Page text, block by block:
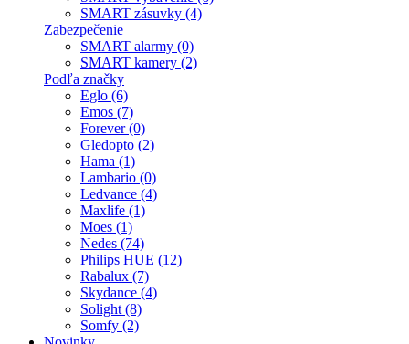
SMART zásuvky (4)
Zabezpečenie
SMART alarmy (0)
SMART kamery (2)
Podľa značky
Eglo (6)
Emos (7)
Forever (0)
Gledopto (2)
Hama (1)
Lambario (0)
Ledvance (4)
Maxlife (1)
Moes (1)
Nedes (74)
Philips HUE (12)
Rabalux (7)
Skydance (4)
Solight (8)
Somfy (2)